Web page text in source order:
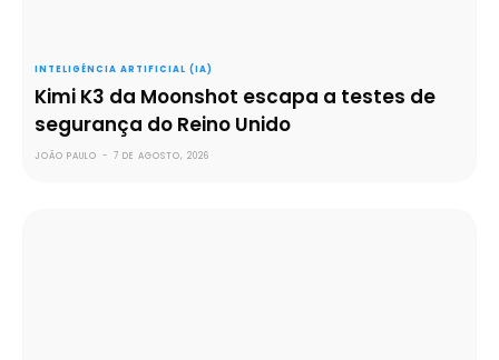
INTELIGÊNCIA ARTIFICIAL (IA)
Kimi K3 da Moonshot escapa a testes de
segurança do Reino Unido
JOÃO PAULO - 7 DE AGOSTO, 2026